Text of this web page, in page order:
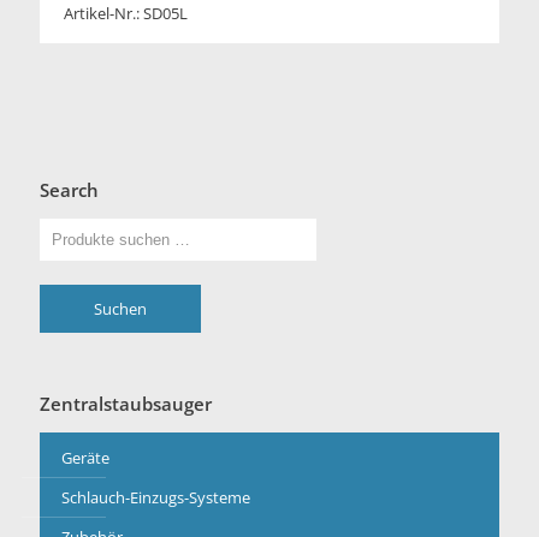
Artikel-Nr.: SD05L
Search
Suchen
Zentralstaubsauger
Geräte
Schlauch-Einzugs-Systeme